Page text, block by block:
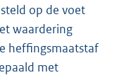
op de voet
waardering
heffingsmaatstaf
met